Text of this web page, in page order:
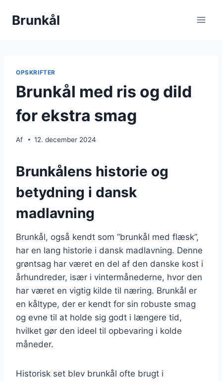
Brunkål
OPSKRIFTER
Brunkål med ris og dild
for ekstra smag
Af 12. december 2024
Brunkålens historie og
betydning i dansk
madlavning
Brunkål, også kendt som “brunkål med flæsk”,
har en lang historie i dansk madlavning. Denne
grøntsag har været en del af den danske kost i
århundreder, især i vintermånederne, hvor den
har været en vigtig kilde til næring. Brunkål er
en kåltype, der er kendt for sin robuste smag
og evne til at holde sig godt i længere tid,
hvilket gør den ideel til opbevaring i kolde
måneder.
Historisk set blev brunkål ofte brugt i